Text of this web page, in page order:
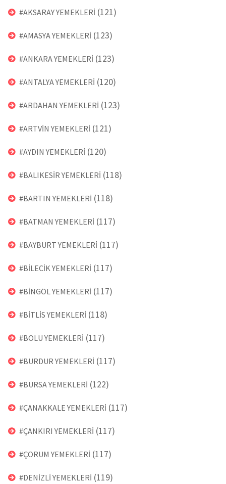
#AKSARAY YEMEKLERİ (121)
#AMASYA YEMEKLERİ (123)
#ANKARA YEMEKLERİ (123)
#ANTALYA YEMEKLERİ (120)
#ARDAHAN YEMEKLERİ (123)
#ARTVİN YEMEKLERİ (121)
#AYDIN YEMEKLERİ (120)
#BALIKESİR YEMEKLERİ (118)
#BARTIN YEMEKLERİ (118)
#BATMAN YEMEKLERİ (117)
#BAYBURT YEMEKLERİ (117)
#BİLECİK YEMEKLERİ (117)
#BİNGÖL YEMEKLERİ (117)
#BİTLİS YEMEKLERİ (118)
#BOLU YEMEKLERİ (117)
#BURDUR YEMEKLERİ (117)
#BURSA YEMEKLERİ (122)
#ÇANAKKALE YEMEKLERİ (117)
#ÇANKIRI YEMEKLERİ (117)
#ÇORUM YEMEKLERİ (117)
#DENİZLİ YEMEKLERİ (119)